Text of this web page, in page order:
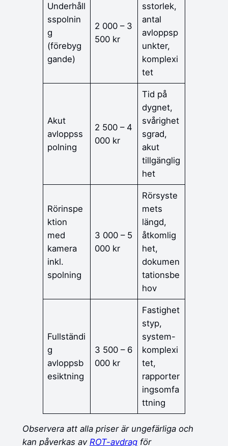
Underhåll
sspolnin
g
(förebyg
gande)
2 000 – 3
500 kr
sstorlek,
antal
avloppsp
unkter,
komplexi
tet
Akut
avloppss
polning
2 500 – 4
000 kr
Tid på
dygnet,
svårighet
sgrad,
akut
tillgänglig
het
Rörinspe
ktion
med
kamera
inkl.
spolning
3 000 – 5
000 kr
Rörsyste
mets
längd,
åtkomlig
het,
dokumen
tationsbe
hov
Fullständi
g
avloppsb
esiktning
3 500 – 6
000 kr
Fastighet
styp,
system-
komplexi
tet,
rapporter
ingsomfa
ttning
Observera att alla priser är ungefärliga och
kan påverkas av ROT-avdragför